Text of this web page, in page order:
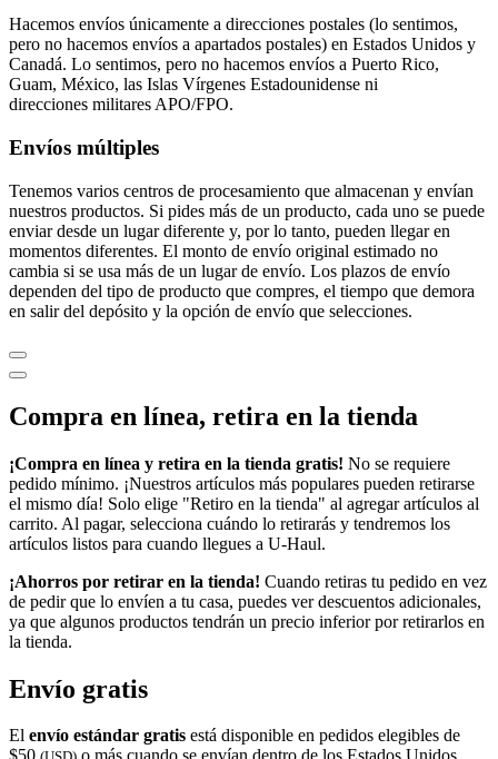
Hacemos envíos únicamente a direcciones postales (lo sentimos,
pero no hacemos envíos a apartados postales) en Estados Unidos y
Canadá. Lo sentimos, pero no hacemos envíos a Puerto Rico,
Guam, México, las Islas Vírgenes Estadounidense ni
direcciones militares APO/FPO.
Envíos múltiples
Tenemos varios centros de procesamiento que almacenan y envían
nuestros productos. Si pides más de un producto, cada uno se puede
enviar desde un lugar diferente y, por lo tanto, pueden llegar en
momentos diferentes. El monto de envío original estimado no
cambia si se usa más de un lugar de envío. Los plazos de envío
dependen del tipo de producto que compres, el tiempo que demora
en salir del depósito y la opción de envío que selecciones.
Compra en línea, retira en la tienda
¡Compra en línea y retira en la tienda gratis! No se requiere
pedido mínimo. ¡Nuestros artículos más populares pueden retirarse
el mismo día! Solo elige "Retiro en la tienda" al agregar artículos al
carrito. Al pagar, selecciona cuándo lo retirarás y tendremos los
artículos listos para cuando llegues a U-Haul.
¡Ahorros por retirar en la tienda! Cuando retiras tu pedido en vez
de pedir que lo envíen a tu casa, puedes ver descuentos adicionales,
ya que algunos productos tendrán un precio inferior por retirarlos en
la tienda.
Envío gratis
El envío estándar gratis está disponible en pedidos elegibles de